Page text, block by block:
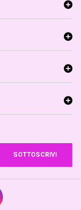
SOTTOSCRIVI